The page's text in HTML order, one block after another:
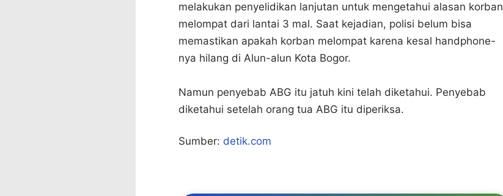
melakukan penyelidikan lanjutan untuk mengetahui alasan korban
melompat dari lantai 3 mal. Saat kejadian, polisi belum bisa
memastikan apakah korban melompat karena kesal handphone-
nya hilang di Alun-alun Kota Bogor.
Namun penyebab ABG itu jatuh kini telah diketahui. Penyebab
diketahui setelah orang tua ABG itu diperiksa.
Sumber: detik.com